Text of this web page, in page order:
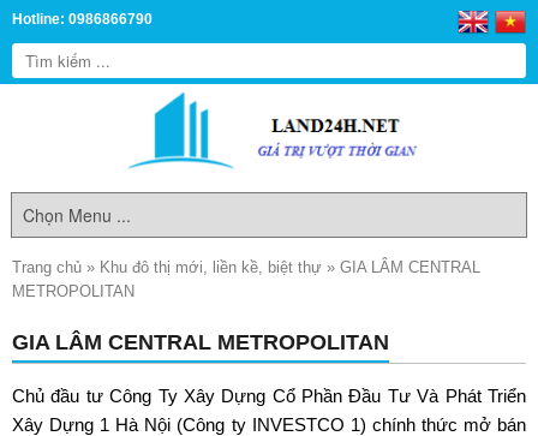
Hotline: 0986866790
Trang chủ » Khu đô thị mới, liền kề, biệt thự » GIA LÂM CENTRAL
METROPOLITAN
GIA LÂM CENTRAL METROPOLITAN
Chủ đầu tư Công Ty Xây Dựng Cổ Phần Đầu Tư Và Phát Triển
Xây Dựng 1 Hà Nội (Công ty INVESTCO 1) chính thức mở bán